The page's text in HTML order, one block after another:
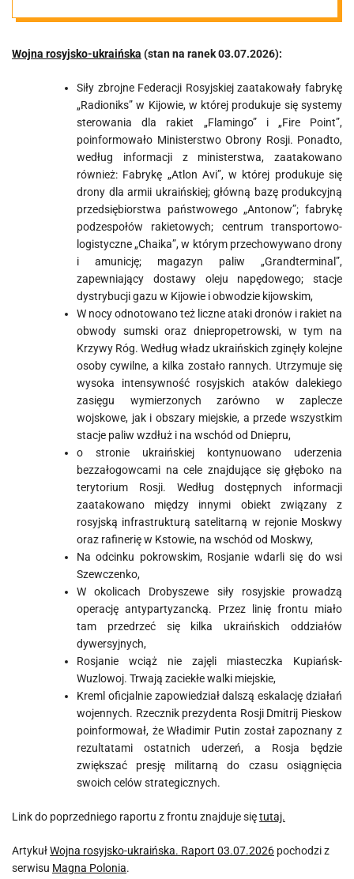
03.07.2026
Wojna rosyjsko-ukraińska (stan na ranek 03.07.2026):
Siły zbrojne Federacji Rosyjskiej zaatakowały fabrykę
„Radioniks” w Kijowie, w której produkuje się systemy
sterowania dla rakiet „Flamingo” i „Fire Point”,
poinformowało Ministerstwo Obrony Rosji. Ponadto,
według informacji z ministerstwa, zaatakowano
również: Fabrykę „Atlon Avi”, w której produkuje się
drony dla armii ukraińskiej; główną bazę produkcyjną
przedsiębiorstwa państwowego „Antonow”; fabrykę
podzespołów rakietowych; centrum transportowo-
logistyczne „Chaika”, w którym przechowywano drony
i amunicję; magazyn paliw „Grandterminal”,
zapewniający dostawy oleju napędowego; stacje
dystrybucji gazu w Kijowie i obwodzie kijowskim,
W nocy odnotowano też liczne ataki dronów i rakiet na
obwody sumski oraz dniepropetrowski, w tym na
Krzywy Róg. Według władz ukraińskich zginęły kolejne
osoby cywilne, a kilka zostało rannych. Utrzymuje się
wysoka intensywność rosyjskich ataków dalekiego
zasięgu wymierzonych zarówno w zaplecze
wojskowe, jak i obszary miejskie, a przede wszystkim
stacje paliw wzdłuż i na wschód od Dniepru,
o stronie ukraińskiej kontynuowano uderzenia
bezzałogowcami na cele znajdujące się głęboko na
terytorium Rosji. Według dostępnych informacji
zaatakowano między innymi obiekt związany z
rosyjską infrastrukturą satelitarną w rejonie Moskwy
oraz rafinerię w Kstowie, na wschód od Moskwy,
Na odcinku pokrowskim, Rosjanie wdarli się do wsi
Szewczenko,
W okolicach Drobyszewe siły rosyjskie prowadzą
operację antypartyzancką. Przez linię frontu miało
tam przedrzeć się kilka ukraińskich oddziałów
dywersyjnych,
Rosjanie wciąż nie zajęli miasteczka Kupiańsk-
Wuzlowoj. Trwają zaciekłe walki miejskie,
Kreml oficjalnie zapowiedział dalszą eskalację działań
wojennych. Rzecznik prezydenta Rosji Dmitrij Pieskow
poinformował, że Władimir Putin został zapoznany z
rezultatami ostatnich uderzeń, a Rosja będzie
zwiększać presję militarną do czasu osiągnięcia
swoich celów strategicznych.
Link do poprzedniego raportu z frontu znajduje siętutaj.
ArtykułWojna rosyjsko-ukraińska. Raport 03.07.2026 pochodzi z
serwisu Magna Polonia.